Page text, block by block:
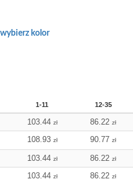
wybierz kolor
1-11 12-35
103.44 zł 86.22 zł
108.93 zł 90.77 zł
103.44 zł 86.22 zł
103.44 zł 86.22 zł